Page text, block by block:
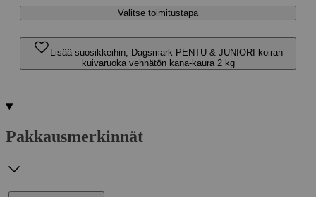
Valitse toimitustapa
Lisää suosikkeihin, Dagsmark PENTU & JUNIORI koiran
kuivaruoka vehnätön kana-kaura 2 kg
Pakkausmerkinnät